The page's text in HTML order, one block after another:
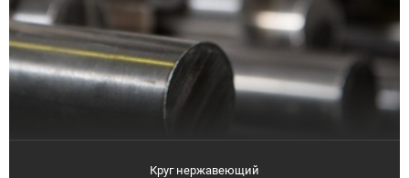
Круг нержавеющий